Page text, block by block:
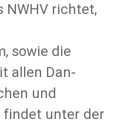
NWHV richtet,
sowie die
allen Dan-
und
findet unter der